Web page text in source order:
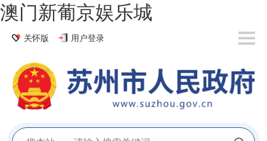
澳门新葡京娱乐城
关怀版 用户登录